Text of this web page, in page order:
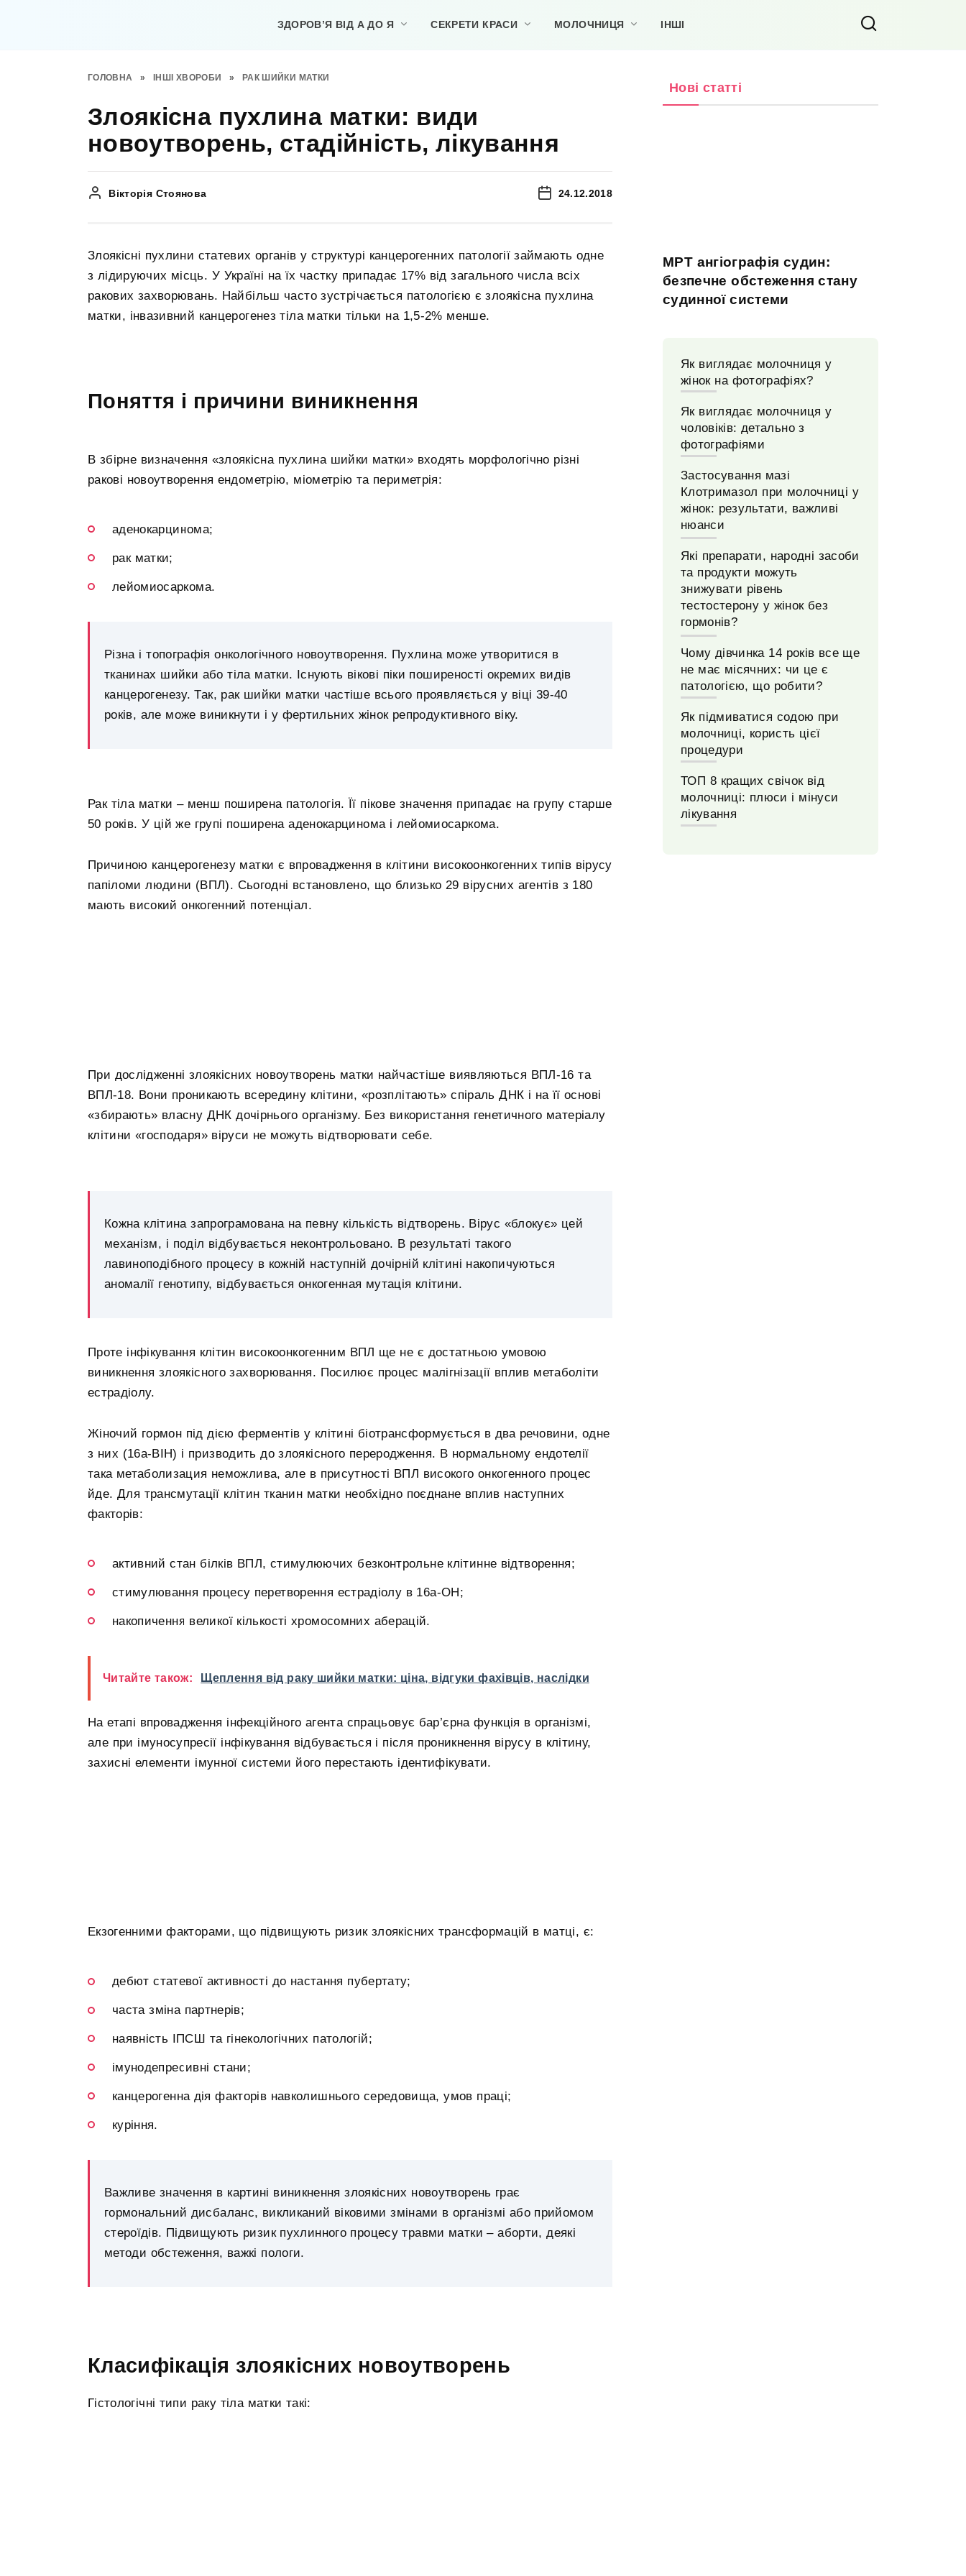
ЗДОРОВ’Я ВІД А ДО Я СЕКРЕТИ КРАСИ МОЛОЧНИЦЯ ІНШІ
ГОЛОВНА » ІНШІ ХВОРОБИ » РАК ШИЙКИ МАТКИ
Злоякісна пухлина матки: види
новоутворень, стадійність, лікування
Вікторія Стоянова 24.12.2018
Злоякісні пухлини статевих органів у структурі канцерогенних патології займають одне
з лідируючих місць. У Україні на їх частку припадає 17% від загального числа всіх
ракових захворювань. Найбільш часто зустрічається патологією є злоякісна пухлина
матки, інвазивний канцерогенез тіла матки тільки на 1,5-2% менше.
Поняття і причини виникнення
В збірне визначення «злоякісна пухлина шийки матки» входять морфологічно різні
ракові новоутворення ендометрію, міометрію та периметрія:
аденокарцинома;
рак матки;
лейомиосаркома.
Різна і топографія онкологічного новоутворення. Пухлина може утворитися в
тканинах шийки або тіла матки. Існують вікові піки поширеності окремих видів
канцерогенезу. Так, рак шийки матки частіше всього проявляється у віці 39-40
років, але може виникнути і у фертильних жінок репродуктивного віку.
Рак тіла матки – менш поширена патологія. Її пікове значення припадає на групу старше
50 років. У цій же групі поширена аденокарцинома і лейомиосаркома.
Причиною канцерогенезу матки є впровадження в клітини високоонкогенних типів вірусу
папіломи людини (ВПЛ). Сьогодні встановлено, що близько 29 вірусних агентів з 180
мають високий онкогенний потенціал.
При дослідженні злоякісних новоутворень матки найчастіше виявляються ВПЛ-16 та
ВПЛ-18. Вони проникають всередину клітини, «розплітають» спіраль ДНК і на її основі
«збирають» власну ДНК дочірнього організму. Без використання генетичного матеріалу
клітини «господаря» віруси не можуть відтворювати себе.
Кожна клітина запрограмована на певну кількість відтворень. Вірус «блокує» цей
механізм, і поділ відбувається неконтрольовано. В результаті такого
лавиноподібного процесу в кожній наступній дочірній клітині накопичуються
аномалії генотипу, відбувається онкогенная мутація клітини.
Проте інфікування клітин високоонкогенним ВПЛ ще не є достатньою умовою
виникнення злоякісного захворювання. Посилює процес малігнізації вплив метаболіти
естрадіолу.
Жіночий гормон під дією ферментів у клітині біотрансформується в два речовини, одне
з них (16a-ВІН) і призводить до злоякісного переродження. В нормальному ендотелії
така метаболизация неможлива, але в присутності ВПЛ високого онкогенного процес
йде. Для трансмутації клітин тканин матки необхідно поєднане вплив наступних
факторів:
активний стан білків ВПЛ, стимулюючих безконтрольне клітинне відтворення;
стимулювання процесу перетворення естрадіолу в 16a-ОН;
накопичення великої кількості хромосомних аберацій.
Читайте також: Щеплення від раку шийки матки: ціна, відгуки фахівців, наслідки
На етапі впровадження інфекційного агента спрацьовує бар’єрна функція в організмі,
але при імуносупресії інфікування відбувається і після проникнення вірусу в клітину,
захисні елементи імунної системи його перестають ідентифікувати.
Екзогенними факторами, що підвищують ризик злоякісних трансформацій в матці, є:
дебют статевої активності до настання пубертату;
часта зміна партнерів;
наявність ІПСШ та гінекологічних патологій;
імунодепресивні стани;
канцерогенна дія факторів навколишнього середовища, умов праці;
куріння.
Важливе значення в картині виникнення злоякісних новоутворень грає
гормональний дисбаланс, викликаний віковими змінами в організмі або прийомом
стероїдів. Підвищують ризик пухлинного процесу травми матки – аборти, деякі
методи обстеження, важкі пологи.
Класифікація злоякісних новоутворень
Гістологічні типи раку тіла матки такі:
Нові статті
МРТ ангіографія судин:
безпечне обстеження стану
судинної системи
Як виглядає молочниця у
жінок на фотографіях?
Як виглядає молочниця у
чоловіків: детально з
фотографіями
Застосування мазі
Клотримазол при молочниці у
жінок: результати, важливі
нюанси
Які препарати, народні засоби
та продукти можуть
знижувати рівень
тестостерону у жінок без
гормонів?
Чому дівчинка 14 років все ще
не має місячних: чи це є
патологією, що робити?
Як підмиватися содою при
молочниці, користь цієї
процедури
ТОП 8 кращих свічок від
молочниці: плюси і мінуси
лікування